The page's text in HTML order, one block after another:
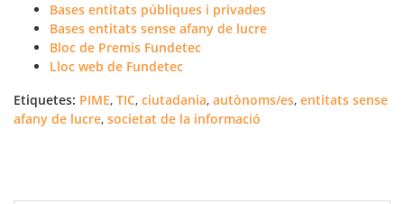
Bases entitats públiques i privades
Bases entitats sense afany de lucre
Bloc de Premis Fundetec
Lloc web de Fundetec
Etiquetes: PIME, TIC, ciutadania, autònoms/es, entitats sense
afany de lucre, societat de la informació